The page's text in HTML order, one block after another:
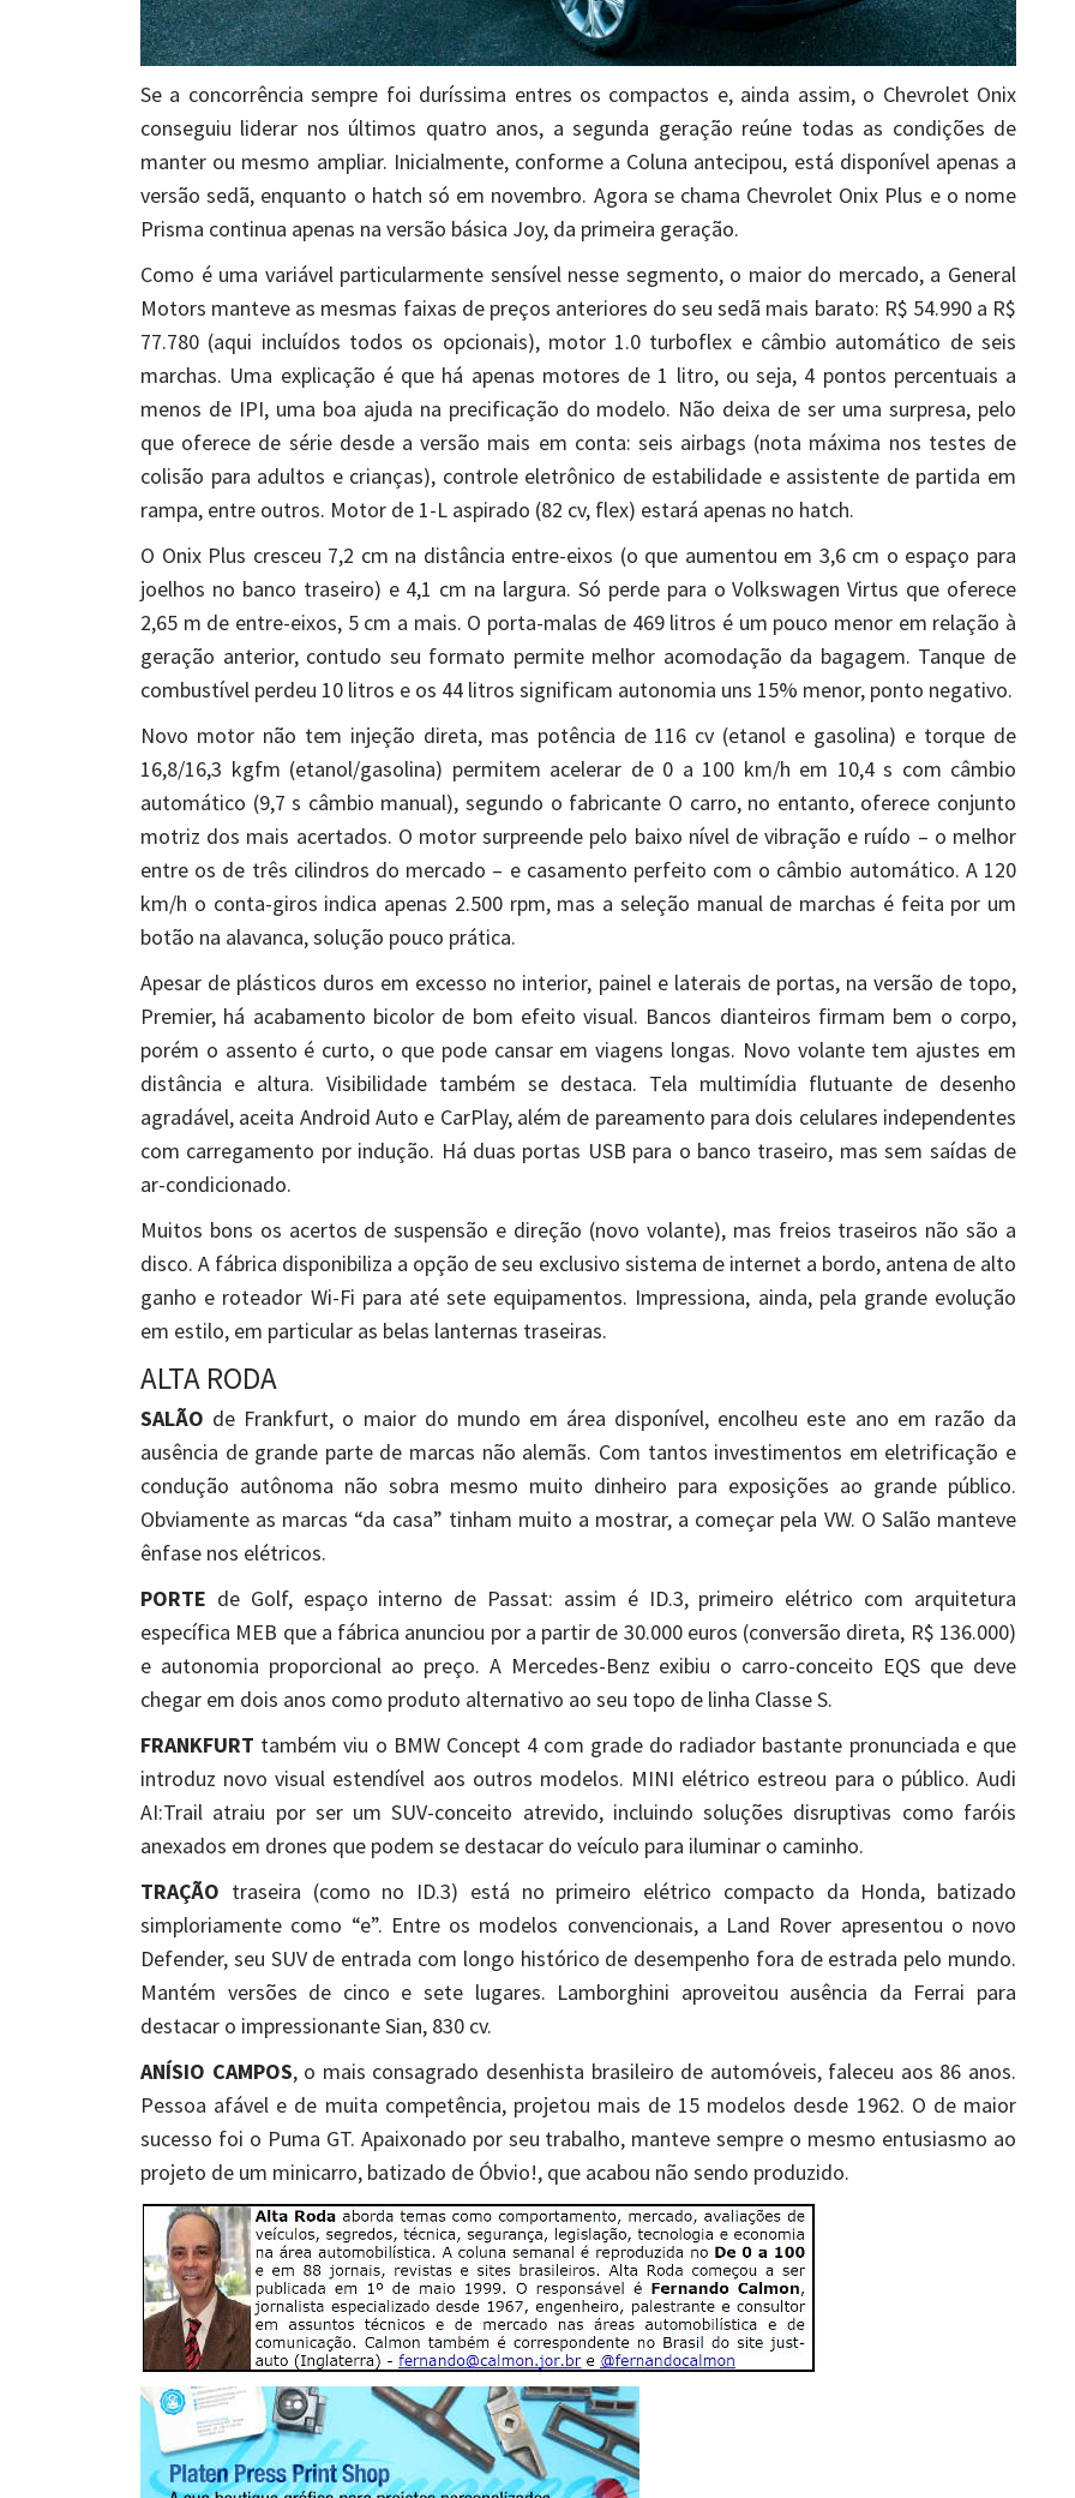
Se a concorrência sempre foi duríssima entres os compactos e, ainda assim, o Chevrolet Onix
conseguiu liderar nos últimos quatro anos, a segunda geração reúne todas as condições de
manter ou mesmo ampliar. Inicialmente, conforme a Coluna antecipou, está disponível apenas a
versão sedã, enquanto o hatch só em novembro. Agora se chama Chevrolet Onix Plus e o nome
Prisma continua apenas na versão básica Joy, da primeira geração.
Como é uma variável particularmente sensível nesse segmento, o maior do mercado, a General
Motors manteve as mesmas faixas de preços anteriores do seu sedã mais barato: R$ 54.990 a R$
77.780 (aqui incluídos todos os opcionais), motor 1.0 turboflex e câmbio automático de seis
marchas. Uma explicação é que há apenas motores de 1 litro, ou seja, 4 pontos percentuais a
menos de IPI, uma boa ajuda na precificação do modelo. Não deixa de ser uma surpresa, pelo
que oferece de série desde a versão mais em conta: seis airbags (nota máxima nos testes de
colisão para adultos e crianças), controle eletrônico de estabilidade e assistente de partida em
rampa, entre outros. Motor de 1-L aspirado (82 cv, flex) estará apenas no hatch.
O Onix Plus cresceu 7,2 cm na distância entre-eixos (o que aumentou em 3,6 cm o espaço para
joelhos no banco traseiro) e 4,1 cm na largura. Só perde para o Volkswagen Virtus que oferece
2,65 m de entre-eixos, 5 cm a mais. O porta-malas de 469 litros é um pouco menor em relação à
geração anterior, contudo seu formato permite melhor acomodação da bagagem. Tanque de
combustível perdeu 10 litros e os 44 litros significam autonomia uns 15% menor, ponto negativo.
Novo motor não tem injeção direta, mas potência de 116 cv (etanol e gasolina) e torque de
16,8/16,3 kgfm (etanol/gasolina) permitem acelerar de 0 a 100 km/h em 10,4 s com câmbio
automático (9,7 s câmbio manual), segundo o fabricante O carro, no entanto, oferece conjunto
motriz dos mais acertados. O motor surpreende pelo baixo nível de vibração e ruído – o melhor
entre os de três cilindros do mercado – e casamento perfeito com o câmbio automático. A 120
km/h o conta-giros indica apenas 2.500 rpm, mas a seleção manual de marchas é feita por um
botão na alavanca, solução pouco prática.
Apesar de plásticos duros em excesso no interior, painel e laterais de portas, na versão de topo,
Premier, há acabamento bicolor de bom efeito visual. Bancos dianteiros firmam bem o corpo,
porém o assento é curto, o que pode cansar em viagens longas. Novo volante tem ajustes em
distância e altura. Visibilidade também se destaca. Tela multimídia flutuante de desenho
agradável, aceita Android Auto e CarPlay, além de pareamento para dois celulares independentes
com carregamento por indução. Há duas portas USB para o banco traseiro, mas sem saídas de
ar-condicionado.
Muitos bons os acertos de suspensão e direção (novo volante), mas freios traseiros não são a
disco. A fábrica disponibiliza a opção de seu exclusivo sistema de internet a bordo, antena de alto
ganho e roteador Wi-Fi para até sete equipamentos. Impressiona, ainda, pela grande evolução
em estilo, em particular as belas lanternas traseiras.
ALTA RODA
SALÃO de Frankfurt, o maior do mundo em área disponível, encolheu este ano em razão da
ausência de grande parte de marcas não alemãs. Com tantos investimentos em eletrificação e
condução autônoma não sobra mesmo muito dinheiro para exposições ao grande público.
Obviamente as marcas “da casa” tinham muito a mostrar, a começar pela VW. O Salão manteve
ênfase nos elétricos.
PORTE de Golf, espaço interno de Passat: assim é ID.3, primeiro elétrico com arquitetura
específica MEB que a fábrica anunciou por a partir de 30.000 euros (conversão direta, R$ 136.000)
e autonomia proporcional ao preço. A Mercedes-Benz exibiu o carro-conceito EQS que deve
chegar em dois anos como produto alternativo ao seu topo de linha Classe S.
FRANKFURT também viu o BMW Concept 4 com grade do radiador bastante pronunciada e que
introduz novo visual estendível aos outros modelos. MINI elétrico estreou para o público. Audi
AI:Trail atraiu por ser um SUV-conceito atrevido, incluindo soluções disruptivas como faróis
anexados em drones que podem se destacar do veículo para iluminar o caminho.
TRAÇÃO traseira (como no ID.3) está no primeiro elétrico compacto da Honda, batizado
simploriamente como “e”. Entre os modelos convencionais, a Land Rover apresentou o novo
Defender, seu SUV de entrada com longo histórico de desempenho fora de estrada pelo mundo.
Mantém versões de cinco e sete lugares. Lamborghini aproveitou ausência da Ferrai para
destacar o impressionante Sian, 830 cv.
ANÍSIO CAMPOS, o mais consagrado desenhista brasileiro de automóveis, faleceu aos 86 anos.
Pessoa afável e de muita competência, projetou mais de 15 modelos desde 1962. O de maior
sucesso foi o Puma GT. Apaixonado por seu trabalho, manteve sempre o mesmo entusiasmo ao
projeto de um minicarro, batizado de Óbvio!, que acabou não sendo produzido.